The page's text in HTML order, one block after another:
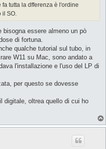
tutta la dfferenza è l'ordine
SO.
bisogna essere almeno un pò
di fortuna.
qualche tutorial sul tubo, in
W11 su Mac, sono andato a
l'installazione e l'uso del LP di
per questo se dovesse
digitale, oltrea quello di cui ho